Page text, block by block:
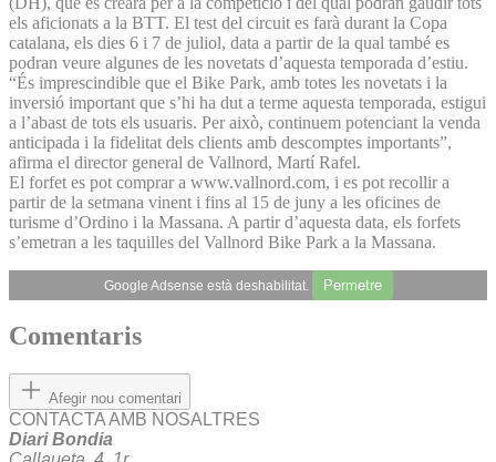
els aficionats a la BTT. El test del circuit es farà durant la Copa
catalana, els dies 6 i 7 de juliol, data a partir de la qual també es
podran veure algunes de les novetats d’aquesta temporada d’estiu.
“És imprescindible que el Bike Park, amb totes les novetats i la
inversió important que s’hi ha dut a terme aquesta temporada, estigui
a l’abast de tots els usuaris. Per això, continuem potenciant la venda
anticipada i la fidelitat dels clients amb descomptes importants”,
afirma el director general de Vallnord, Martí Rafel.
El forfet es pot comprar a www.vallnord.com, i es pot recollir a
partir de la setmana vinent i fins al 15 de juny a les oficines de
turisme d’Ordino i la Massana. A partir d’aquesta data, els forfets
s’emetran a les taquilles del Vallnord Bike Park a la Massana.
Google Adsense està deshabilitat. Permetre
Comentaris
Afegir nou comentari
CONTACTA AMB NOSALTRES
Diari Bondia